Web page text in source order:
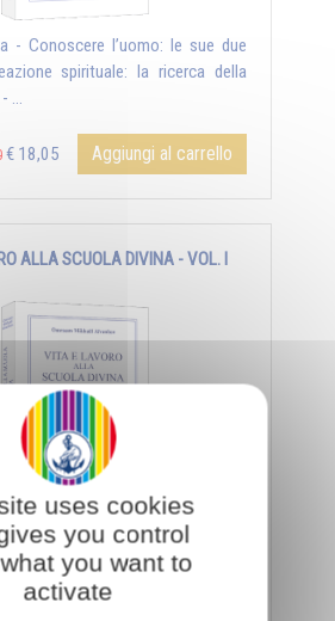
- Conoscere l’uomo: le sue due
spirituale: la ricerca della
...
€ 18,05 Aggiungi al carrello
ALLA SCUOLA DIVINA - VOL. I
Sole” - Hrani-yoga e Surya-yoga -
purezza, condizione della luce - Il
- ...
uses cookies
you control
you want to
activate